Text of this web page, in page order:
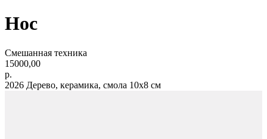
Нос
Смешанная техника
15000,00
р.
2026 Дерево, керамика, смола 10х8 см